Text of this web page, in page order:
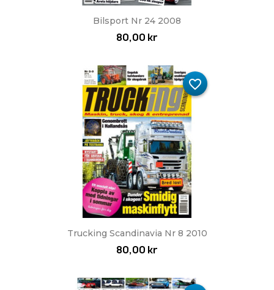
Bilsport Nr 24 2008
80,00 kr
Trucking Scandinavia Nr 8 2010
80,00 kr
favorite_border